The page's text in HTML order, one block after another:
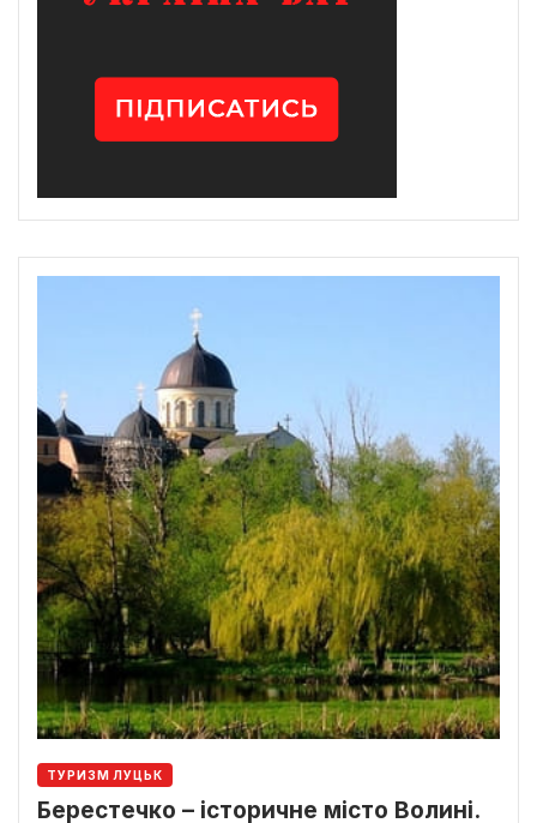
ТУРИЗМ ЛУЦЬК
Берестечко – історичне місто Волині.